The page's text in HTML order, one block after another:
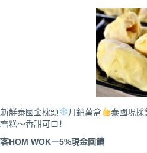
鮮泰國金枕頭 月銷萬盒
泰國現採
糕～香甜可口！
HOM WOK－5%現金回饋